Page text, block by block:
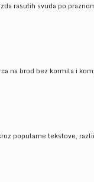
rasutih svuda po
na brod bez kormila i
popularne tekstove,